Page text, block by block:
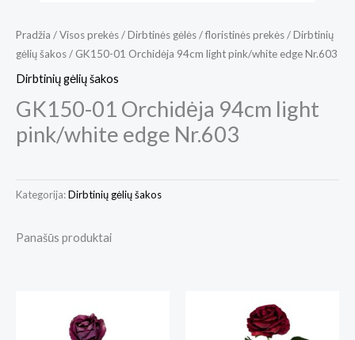
Pradžia /Visos prekės/Dirbtinės gėlės / floristinės prekės/Dirbtinių
gėlių šakos/ GK150-01 Orchidėja 94cm light pink/white edge Nr.603
Dirbtinių gėlių šakos
GK150-01 Orchidėja 94cm light
pink/white edge Nr.603
Kategorija:Dirbtinių gėlių šakos
Panašūs produktai